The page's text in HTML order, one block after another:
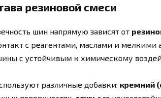
резиновой смеси
шин напрямую зависят от
с реагентами, маслами и
с устойчивым к химическому
различные добавки: кремний